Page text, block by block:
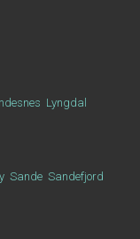
Lyngdal
Sande Sandefjord